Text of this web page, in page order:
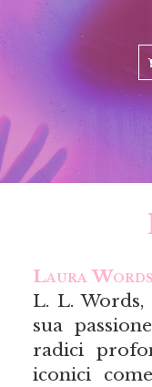
Laura Words
L. L.
sua
radici
iconici